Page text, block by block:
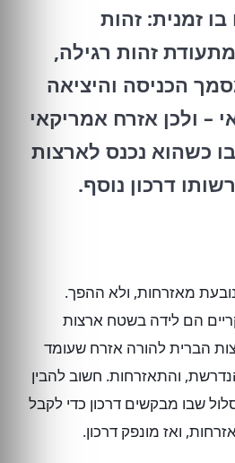
זמנית: זהות
זהות רגילה,
הכניסה והיציאה
– ולכן אזרח אמריקאי
כשהוא נכנס לארצות
דרכון נוסף.
מאזרחות, ולא ההפך.
הם לידה בשטח ארצות
הברית להורה אזרח שעומד
והתאזרחות. חשוב להבין
שבו מבקשים דרכון כדי לקבל
ואז מונפק דרכון.